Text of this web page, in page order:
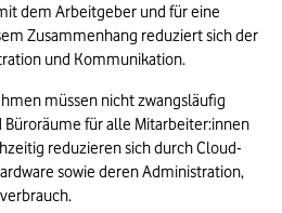
dem Arbeitgeber und für eine
Zusammenhang reduziert sich der
und Kommunikation.
müssen nicht zwangsläufig
für alle Mitarbeiter:innen
reduzieren sich durch Cloud-
sowie deren Administration,